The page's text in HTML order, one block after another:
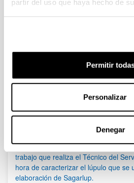
partir del uso que haya hecho de
Permitir
Personalizar
Denegar
1 ... 93 94
Noticias
(21/05/2026) Los Servicios
(SGIker) organizan una sesión sobre
(17/03/2026) El programa de ETB
espacio al Servicio de RMN de
trabajo que realiza el Técnico del
hora de caracterizar el lúpulo que se
elaboración de Sagarlup.